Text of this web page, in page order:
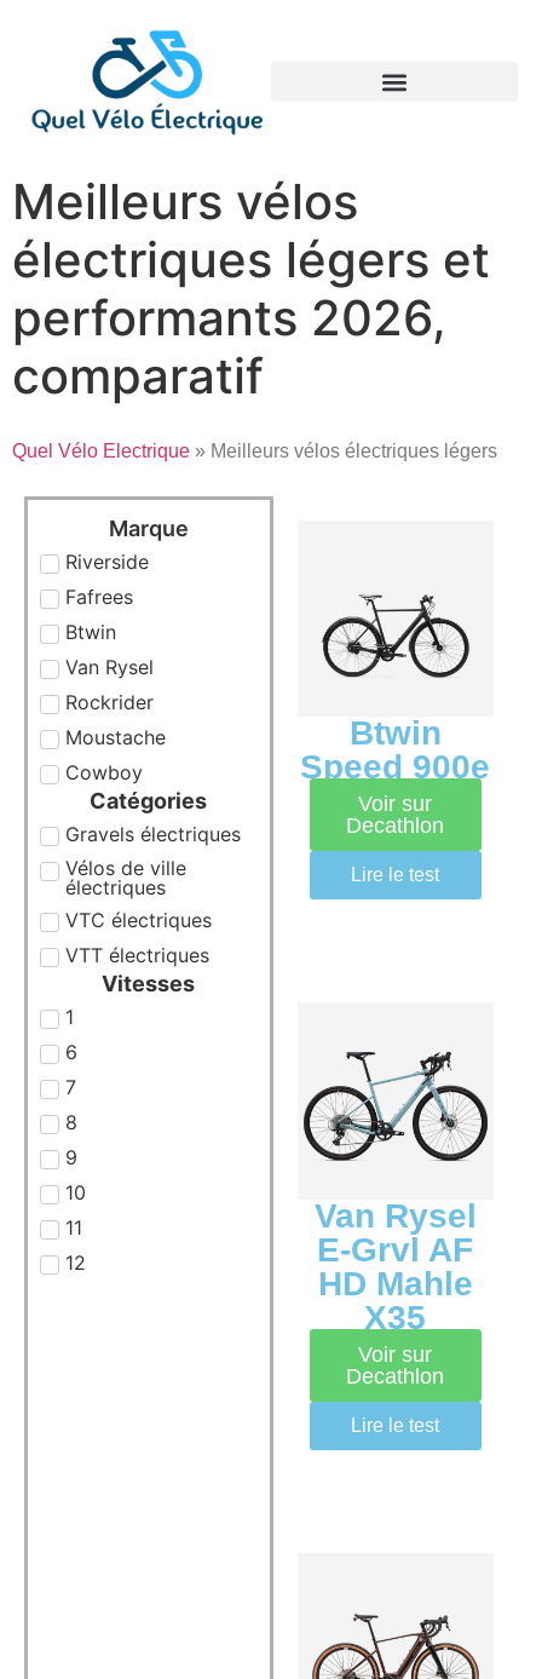
Meilleurs vélos
électriques légers et
performants 2026,
comparatif
Quel Vélo Electrique » Meilleurs vélos électriques légers
Marque
Riverside
Fafrees
Btwin
Van Rysel
Rockrider
Moustache
Cowboy
Catégories
Gravels électriques
Vélos de ville
électriques
VTC électriques
VTT électriques
Vitesses
1
6
7
8
9
10
11
12
Btwin
Speed 900e
Voir sur
Decathlon
Lire le test
Van Rysel
E-Grvl AF
HD Mahle
X35
Voir sur
Decathlon
Lire le test